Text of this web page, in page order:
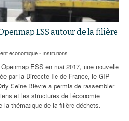
ESS autour de la filière
économique- Institutions
ESS en mai 2017, une nouvelle
par la Direccte Ile-de-France, le GIP
Seine Bièvre a permis de rassembler
et les structures de l'économie
la thématique de la filière déchets.